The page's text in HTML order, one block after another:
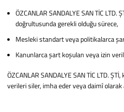
ÖZCANLAR SANDALYE SAN TİC LTD.
doğrultusunda gerekli olduğu sürece,
Mesleki standart veya politikalarca
Kanunlarca şart koşulan veya izin
ÖZCANLAR SANDALYE SAN TİC LTD.
verileri siler, imha eder veya daimî